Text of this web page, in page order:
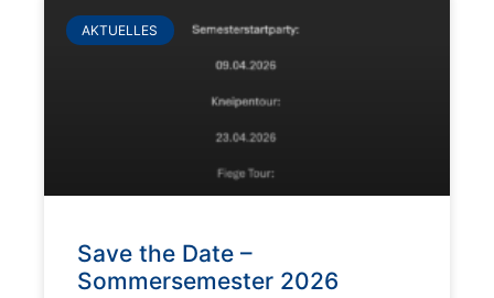
AKTUELLES
Save the Date –
Sommersemester 2026